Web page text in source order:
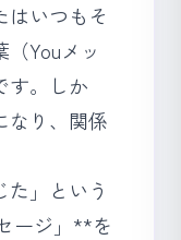
はいつもそ
Youメッ
す。しか
なり、関係
」という
ージ」**を